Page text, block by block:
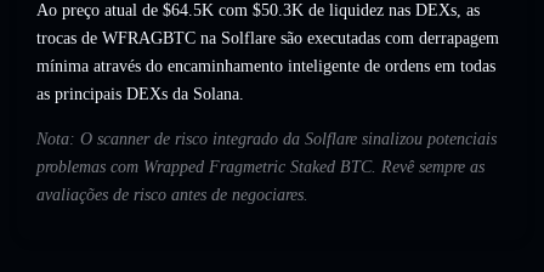
Ao preço atual de $64.5K com $50.3K de liquidez nas DEXs, as
trocas de WFRAGBTC na Solflare são executadas com derrapagem
mínima através do encaminhamento inteligente de ordens em todas
as principais DEXs da Solana.
Nota: O scanner de risco integrado da Solflare sinalizou potenciais
problemas com Wrapped Fragmetric Staked BTC. Revê sempre as
avaliações de risco antes de negociares.